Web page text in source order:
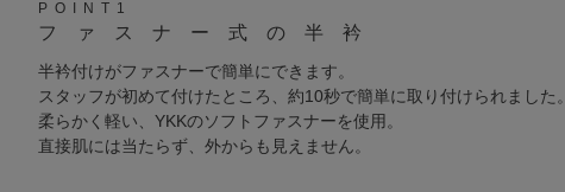
POINT1
ファスナー式の半衿
半衿付けがファスナーで簡単にできます。
スタッフが初めて付けたところ、約10秒で簡単に取り付けられました。
柔らかく軽い、YKKのソフトファスナーを使用。
直接肌には当たらず、外からも見えません。